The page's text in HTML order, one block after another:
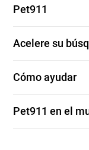
Pet911
Acelere su
Cómo ayudar
Pet911 en el